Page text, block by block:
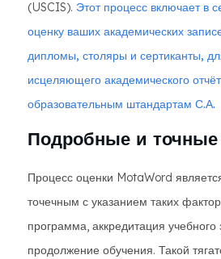
(USCIS). Этот процесс включает в
оценку ваших академических
дипломы, столяры и сертиканты,
исцеляющего академического
образовательным штандартам С.А.
Подробные и точные
Процесс оценки MotaWord
точечным с указанием таких
программа, аккредитация учебного
продолжение обучения. Такой